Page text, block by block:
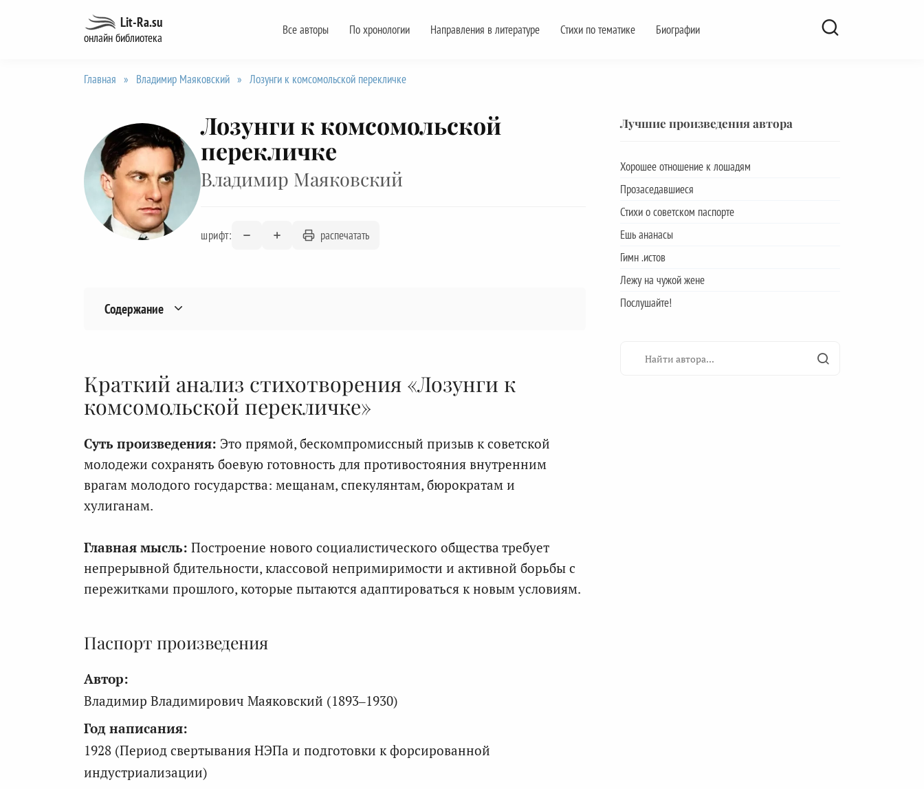
Lit-Ra.su
онлайн библиотека
Все авторы По хронологии Направления в литературе Стихи по тематике Биографии
Главная » Владимир Маяковский » Лозунги к комсомольской перекличке
Лозунги к комсомольской
перекличке
Владимир Маяковский
шрифт: распечатать
Содержание
Краткий анализ стихотворения «Лозунги к
комсомольской перекличке»
Суть произведения: Это прямой, бескомпромиссный призыв к советской
молодежи сохранять боевую готовность для противостояния внутренним
врагам молодого государства: мещанам, спекулянтам, бюрократам и
хулиганам.
Главная мысль: Построение нового социалистического общества требует
непрерывной бдительности, классовой непримиримости и активной борьбы с
пережитками прошлого, которые пытаются адаптироваться к новым условиям.
Паспорт произведения
Автор:
Владимир Владимирович Маяковский (1893–1930)
Год написания:
1928 (Период свертывания НЭПа и подготовки к форсированной
индустриализации)
Лучшие произведения автора
Хорошее отношение к лошадям
Прозаседавшиеся
Стихи о советском паспорте
Ешь ананасы
Гимн .истов
Лежу на чужой жене
Послушайте!